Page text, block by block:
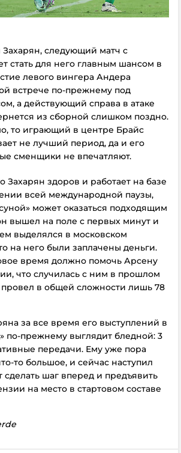
следующий матч с
стать для него главным шансом в
левого вингера Андера
встрече по-прежнему под
а действующий справа в атаке
из сборной слишком поздно.
то играющий в центре Брайс
не лучший период, да и его
сменщики не впечатляют.
Захарян здоров и работает на базе
всей международной паузы,
может оказаться подходящим
вышел на поле с первых минут и
выделялся в московском
на него были заплачены деньги.
время должно помочь Арсену
что случилась с ним в прошлом
провел в общей сложности лишь 78
за все время его выступлений в
по-прежнему выглядит бледной: 3
передачи. Ему уже пора
то большое, и сейчас наступил
шаг вперед и предъявить
на место в стартовом составе